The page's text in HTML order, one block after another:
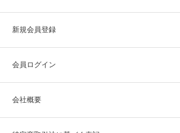
新規会員登録
会員ログイン
会社概要